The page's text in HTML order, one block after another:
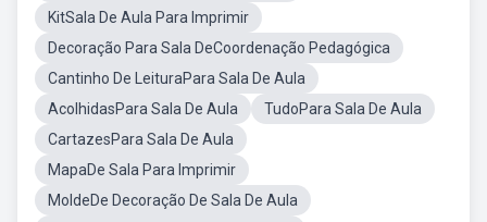
KitSala De Aula Para Imprimir
Decoração Para Sala DeCoordenação Pedagógica
Cantinho De LeituraPara Sala De Aula
AcolhidasPara Sala De Aula
TudoPara Sala De Aula
CartazesPara Sala De Aula
MapaDe Sala Para Imprimir
MoldeDe Decoração De Sala De Aula